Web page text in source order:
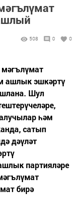
508 0 0
ашлык эшкәртү
Шул
һәм
сатып
дәүләт
партияләре
бирә